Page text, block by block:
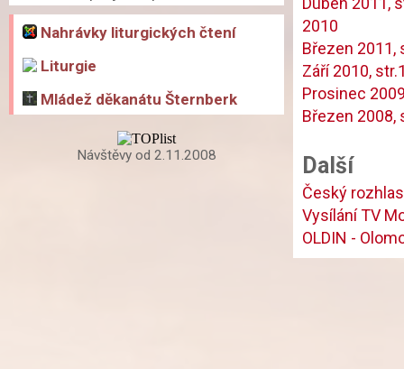
Nahrávky liturgických čtení
Liturgie
Mládež děkanátu Šternberk
Návštěvy od 2.11.2008
2010
Březen 2011,
Září 2010,
Prosinec
Březen 2008,
Další
Český
Vysílání TV
OLDIN -